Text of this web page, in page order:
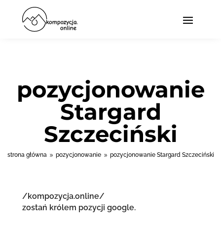
pozycjonowanie
Stargard
Szczeciński
strona główna 9 pozycjonowanie 9 pozycjonowanie Stargard Szczeciński
/kompozycja.online/
zostań królem pozycji google.